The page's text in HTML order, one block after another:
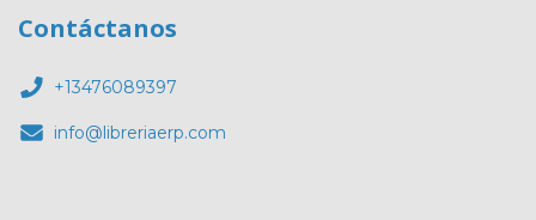
Contáctanos
+13476089397
info@libreriaerp.com